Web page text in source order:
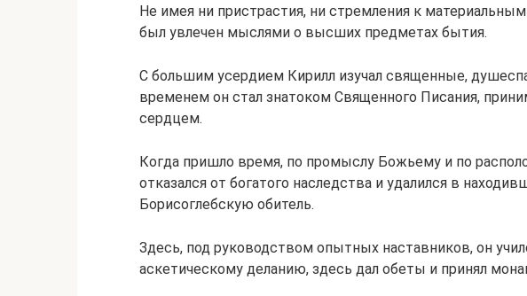
Не имея ни пристрастия, ни стремления к
был увлечен мыслями о высших предметах бытия.
С большим усердием Кирилл изучал священные,
временем он стал знатоком Священного Писания,
сердцем.
Когда пришло время, по промыслу Божьему и по
отказался от богатого наследства и удалился в
Борисоглебскую обитель.
Здесь, под руководством опытных наставников, он
аскетическому деланию, здесь дал обеты и принял